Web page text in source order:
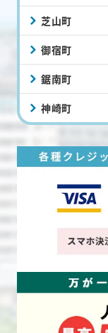
芝山町
御宿町
鋸南町
神崎町